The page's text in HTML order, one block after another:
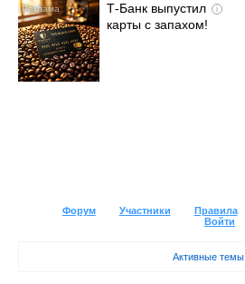
i
Т-Банк выпустил
карты с запахом!
Форум Участники Правила
Войти
Активные темы